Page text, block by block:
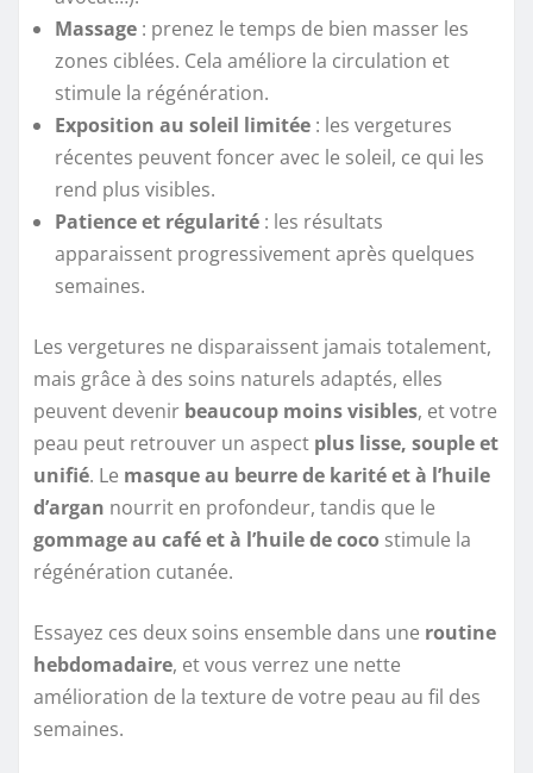
Massage : prenez le temps de bien masser les
zones ciblées. Cela améliore la circulation et
stimule la régénération.
Exposition au soleil limitée : les vergetures
récentes peuvent foncer avec le soleil, ce qui les
rend plus visibles.
Patience et régularité : les résultats
apparaissent progressivement après quelques
semaines.
Les vergetures ne disparaissent jamais totalement,
mais grâce à des soins naturels adaptés, elles
peuvent devenir beaucoup moins visibles, et votre
peau peut retrouver un aspect plus lisse, souple et
unifié. Le masque au beurre de karité et à l’huile
d’argan nourrit en profondeur, tandis que le
gommage au café et à l’huile de coco stimule la
régénération cutanée.
Essayez ces deux soins ensemble dans une routine
hebdomadaire, et vous verrez une nette
amélioration de la texture de votre peau au fil des
semaines.